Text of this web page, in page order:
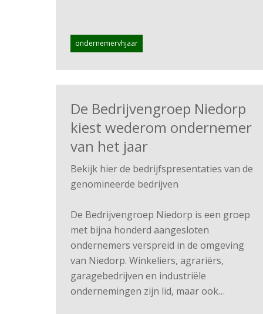
ondernemervhjaar
De Bedrijvengroep Niedorp
kiest wederom ondernemer
van het jaar
Bekijk hier de bedrijfspresentaties van de
genomineerde bedrijven
De Bedrijvengroep Niedorp is een groep
met bijna honderd aangesloten
ondernemers verspreid in de omgeving
van Niedorp. Winkeliers, agrariërs,
garagebedrijven en industriële
ondernemingen zijn lid, maar ook…